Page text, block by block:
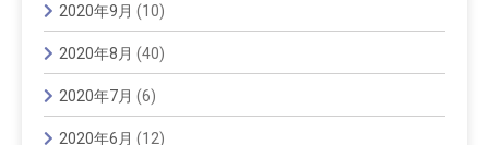
2020年9月 (10)
2020年8月 (40)
2020年7月 (6)
2020年6月 (12)